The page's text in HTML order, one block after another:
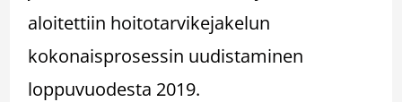
aloitettiin hoitotarvikejakelun
kokonaisprosessin uudistaminen
loppuvuodesta 2019.